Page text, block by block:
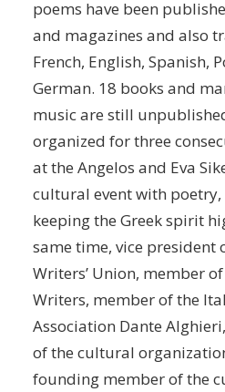
poems have been
and magazines and also
French, English, Spanish,
German. 18 books and
music are still
organized for three
at the Angelos and Eva
cultural event with
keeping the Greek spirit
same time, vice president
Writers’ Union, member
Writers, member of the
Association Dante
of the cultural
founding member of the